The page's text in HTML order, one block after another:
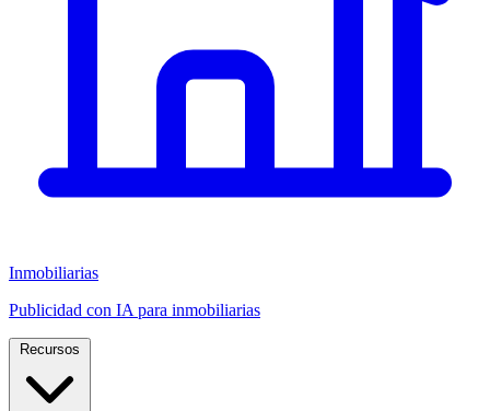
Inmobiliarias
Publicidad con IA para inmobiliarias